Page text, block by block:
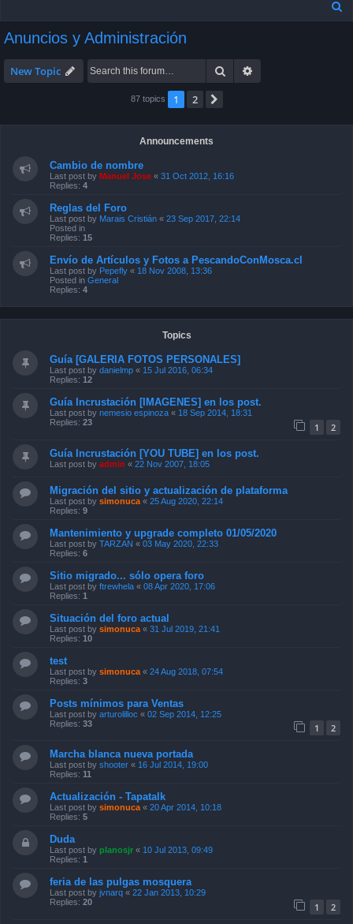
r
New Topic
87 topics 1 2 Next
Announcements
Cambio de nombre
Manuel Jose«31 Oct 2012, 16:16
Reglas del Foro
Last post by Marais Cristián«23 Sep 2017, 22:14
Posted in
Envío de Artículos y Fotos a PescandoConMosca.cl
Last post by
Posted inGeneral
Guía [GALERIA FOTOS PERSONALES]
15 Jul 2016, 06:34
Guía Incrustación [IMAGENES] en los post.
Last post by nemesio espinoza«18 Sep 2014, 18:31
Replies: 23
Guía Incrustación [YOU TUBE] en los post.
Last post by
Migración del sitio y actualización de plataforma
Last post by simonuca«25 Aug 2020, 22:14
Replies:
Mantenimiento y upgrade completo 01/05/2020
Last post by TARZAN«03 May 2020, 22:33
Replies: 6
Sitio migrado... sólo opera foro
Last post by ftrewhela «08 Apr 2020, 17:06
Replies: 1
Situación del foro actual
Last post by simonuca«31 Jul 2019, 21:41
Replies: 10
test
Last post by simonuca« 24 Aug 2018, 07:54
Replies: 3
Posts mínimos para Ventas
Last post by arturolilloc« 02 Sep 2014, 12:25
Replies: 33
Marcha blanca nueva portada
Last post by
Actualización - Tapatalk
Last post by simonuca« 20 Apr 2014, 10:18
Replies: 5
Duda
Last post by planosjr«10 Jul 2013, 09:49
Replies: 1
feria de las pulgas mosquera
Last post by jvnarq« 22 Jan 2013, 10:29
Replies: 20
PescandoConMosca.cl el sitio MAS visitado de Chile
Last post by